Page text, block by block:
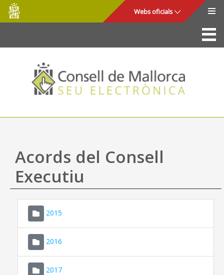
Salta al contingut principal
Consell
de
Mallorca
Webs oficials
La Seu
Consell de Mallorca
Accés i seguretat
Utilitats
Ajuda
Acords del Consell
Executiu
2015
2016
2017